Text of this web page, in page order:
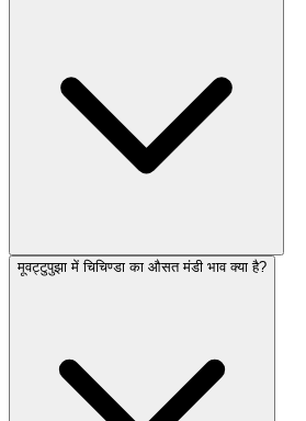
मूवट्टुपुझा में चिचिण्डा का औसत मंडी भाव क्या है?